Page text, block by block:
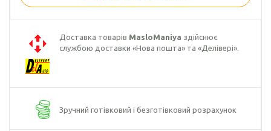
кондитерського
соняшника
Кокосова олія
Доставка товарів MasloManiya здійснює
службою доставки «Нова пошта» та «Делівері».
Зручний готівковий і безготівковий розрахунок